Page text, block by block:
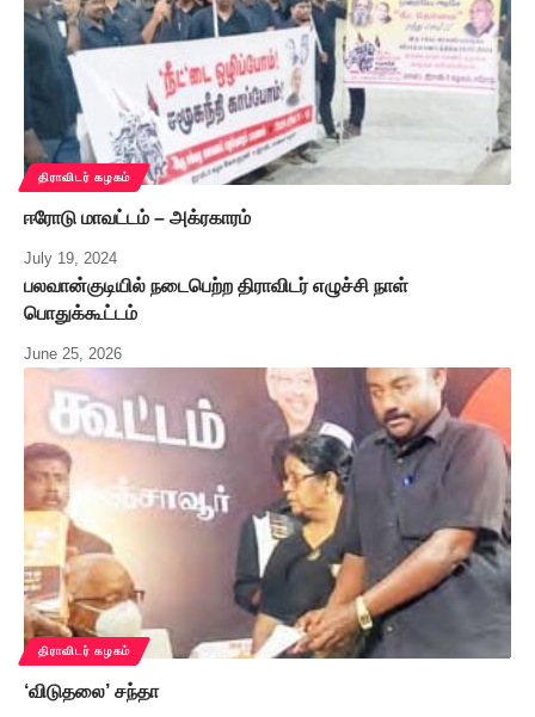
திராவிடர் கழகம்
ஈரோடு மாவட்டம் – அக்ரகாரம்
July 19, 2024
பலவான்குடியில் நடைபெற்ற திராவிடர் எழுச்சி நாள்
பொதுக்கூட்டம்
June 25, 2026
திராவிடர் கழகம்
‘விடுதலை’ சந்தா